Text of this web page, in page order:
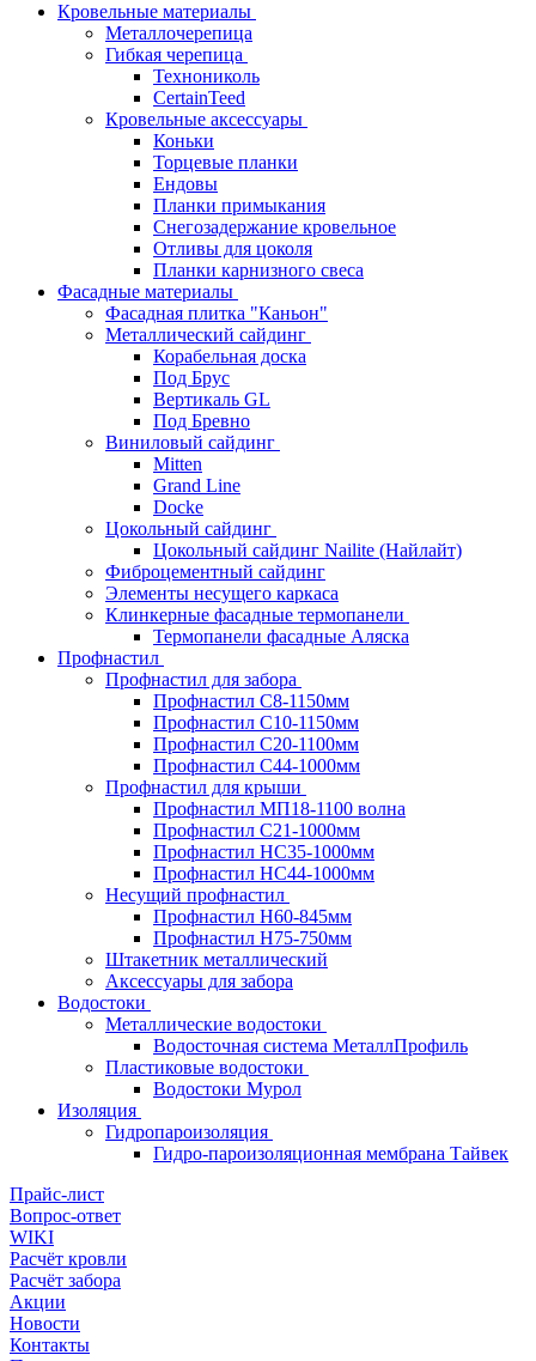
Кровельные материалы
Металлочерепица
Гибкая черепица
Технониколь
CertainTeed
Кровельные аксессуары
Коньки
Торцевые планки
Ендовы
Планки примыкания
Снегозадержание кровельное
Отливы для цоколя
Планки карнизного свеса
Фасадные материалы
Фасадная плитка "Каньон"
Металлический сайдинг
Корабельная доска
Под Брус
Вертикаль GL
Под Бревно
Виниловый сайдинг
Mitten
Grand Line
Docke
Цокольный сайдинг
Цокольный сайдинг Nailite (Найлайт)
Фиброцементный сайдинг
Элементы несущего каркаса
Клинкерные фасадные термопанели
Термопанели фасадные Аляска
Профнастил
Профнастил для забора
Профнастил С8-1150мм
Профнастил С10-1150мм
Профнастил С20-1100мм
Профнастил С44-1000мм
Профнастил для крыши
Профнастил МП18-1100 волна
Профнастил С21-1000мм
Профнастил HC35-1000мм
Профнастил НС44-1000мм
Несущий профнастил
Профнастил Н60-845мм
Профнастил H75-750мм
Штакетник металлический
Аксессуары для забора
Водостоки
Металлические водостоки
Водосточная система МеталлПрофиль
Пластиковые водостоки
Водостоки Мурол
Изоляция
Гидропароизоляция
Гидро-пароизоляционная мембрана Тайвек
Прайс-лист
Вопрос-ответ
WIKI
Расчёт кровли
Расчёт забора
Акции
Новости
Контакты